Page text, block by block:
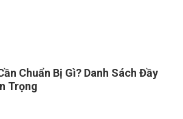
Chuẩn Bị Gì? Danh Sách Đầy
Trọng